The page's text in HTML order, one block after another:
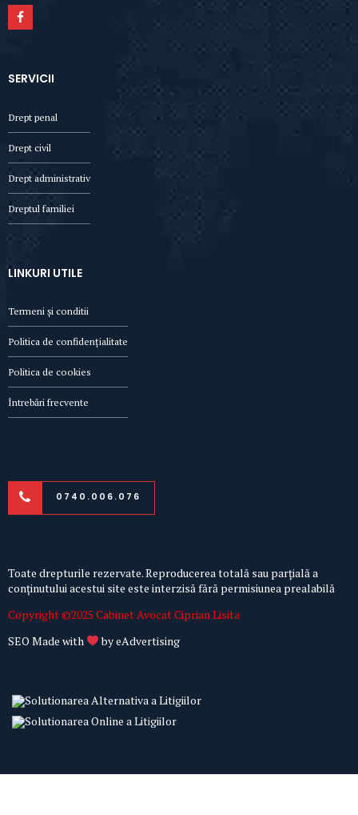
SERVICII
Drept penal
Drept civil
Drept administrativ
Dreptul familiei
LINKURI UTILE
Termeni și conditii
Politica de confidențialitate
Politica de cookies
Întrebări frecvente
0740.006.076
Toate drepturile rezervate. Reproducerea totală sau parțială a
conținutului acestui site este interzisă fără permisiunea prealabilă
Copyright ©2025 Cabinet Avocat Ciprian Lisita
SEO Made with
byeAdvertising